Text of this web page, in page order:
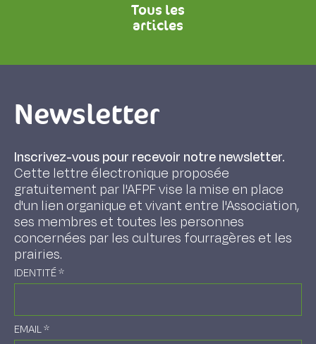
Tous les
articles
Newsletter
Inscrivez-vous pour recevoir notre newsletter.
Cette lettre électronique proposée
gratuitement par l'AFPF vise la mise en place
d'un lien organique et vivant entre l'Association,
ses membres et toutes les personnes
concernées par les cultures fourragères et les
prairies.
IDENTITÉ*
EMAIL*